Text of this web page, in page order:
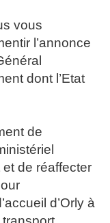
vous
l’annonce
dont l’Etat
de
et de réaffecter
d’Orly à